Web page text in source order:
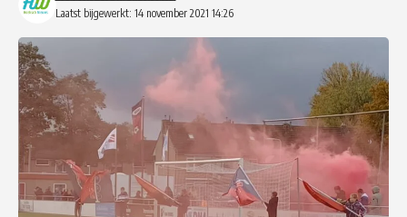
Laatst bijgewerkt: 14 november 2021 14:26